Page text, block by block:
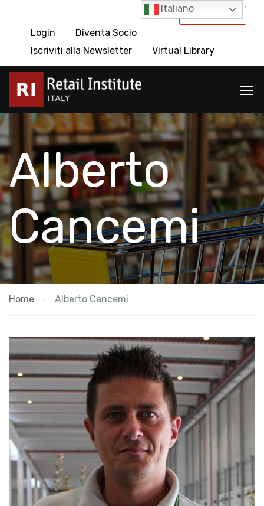
International
Login
Diventa Socio
Iscriviti alla Newsletter
Virtual Library
Alberto
Cancemi
Home Alberto Cancemi
Italiano